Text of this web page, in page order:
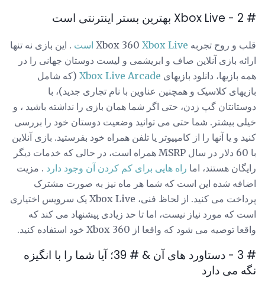
# 2 - Xbox Live بهترین بستر اینترنتی است
قلب و روح تجربه Xbox 360 Xbox Live است
. این بازی نه تنها
ارائه بازی آنلاین صاف و ابریشمی و لیست دوستان جهانی را در
همه بازیها، دانلود بازیهای Xbox Live Arcade (که شامل
بازیهای کلاسیک و همچنین عناوین با نام تجاری جدید)، با
دوستانتان گپ زدن، حتی اگر شما همان بازی را نداشته باشید ، و
خیلی بیشتر. شما حتی می توانید وضعیت دوستان خود را بررسی
کنید و یا آنها را از کامپیوتر یا تلفن همراه خود بفرستید. بازی آنلاین
با 60 دلار در سال MSRP همراه است، در حالی که خدمات دیگر
رایگان هستند، اما راه هایی برای کم کردن آن وجود دارد . مزیت
اضافه شده این است که شما هر ماه نیز به صورت مشترک
پرداخت می کنید. از لحاظ فنی، Xbox Live یک سرویس اختیاری
است که مورد نیاز نیست، اما تا حد زیادی پیشنهاد می کند که
واقعا توصیه می شود که واقعا از Xbox 360 خود استفاده کنید.
# 3 - دستاورد های آن & # 39؛ آیا شما را با انگیزه
نگه می دارد